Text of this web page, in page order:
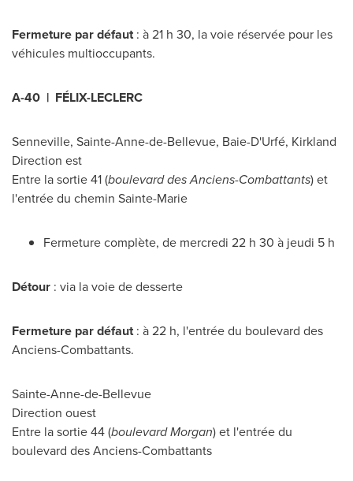
Fermeture par défaut: à 21 h 30, la voie réservée pour les
véhicules multioccupants.
A-40 | FÉLIX-LECLERC
Senneville, Sainte-Anne-de-Bellevue, Baie-D'Urfé, Kirkland
Direction est
Entre la sortie 41 (boulevard des Anciens-Combattants) et
l'entrée du chemin Sainte-Marie
Fermeture complète, de mercredi 22 h 30 à jeudi 5 h
Détour : via la voie de desserte
Fermeture par défaut: à 22 h, l'entrée du boulevard des
Anciens-Combattants.
Sainte-Anne-de-Bellevue
Direction ouest
Entre la sortie 44 (boulevard Morgan) et l'entrée du
boulevard des Anciens-Combattants